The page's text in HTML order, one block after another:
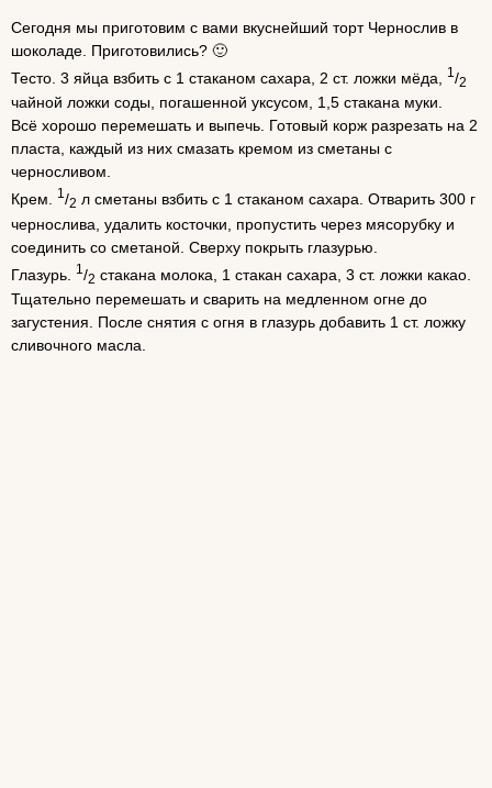
Сегодня мы приготовим с вами вкуснейший торт Чернослив в
шоколаде. Приготовились? 🙂
Тесто. 3 яйца взбить с 1 стаканом сахара, 2 ст. ложки мёда,
1 /2
чайной ложки соды, погашенной уксусом, 1,5 стакана муки.
Всё хорошо перемешать и выпечь. Готовый корж разрезать на 2
пласта, каждый из них смазать кремом из сметаны с
черносливом.
Крем.
1 /2 л сметаны взбить с 1 стаканом сахара. Отварить 300 г
чернослива, удалить косточки, пропустить через мясорубку и
соединить со сметаной. Сверху покрыть глазурью.
Глазурь.
1 /2 стакана молока, 1 стакан сахара, 3 ст. ложки какао.
Тщательно перемешать и сварить на медленном огне до
загустения. После снятия с огня в глазурь добавить 1 ст. ложку
сливочного масла.